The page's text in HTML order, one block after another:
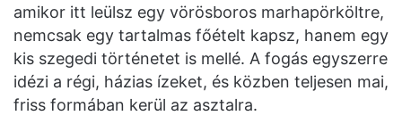
amikor itt leülsz egy vörösboros marhapörköltre,
nemcsak egy tartalmas főételt kapsz, hanem egy
kis szegedi történetet is mellé. A fogás egyszerre
idézi a régi, házias ízeket, és közben teljesen mai,
friss formában kerül az asztalra.